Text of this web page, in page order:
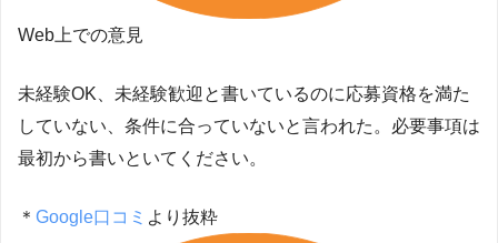
Web上での意見
未経験OK、未経験歓迎と書いているのに応募資格を満た
していない、条件に合っていないと言われた。必要事項は
最初から書いといてください。
＊ Google口コミ より抜粋